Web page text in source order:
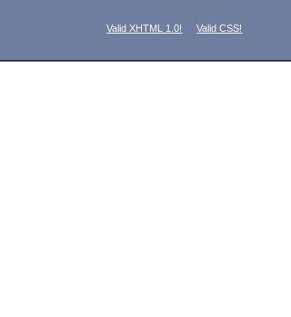
Valid XHTML 1.0! Valid CSS!